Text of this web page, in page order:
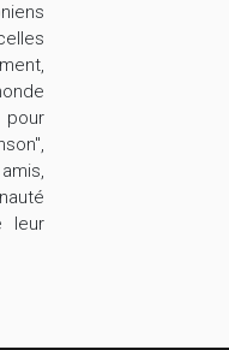
pour
leur